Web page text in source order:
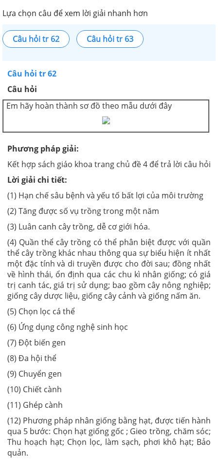
Lựa chọn câu để xem lời giải nhanh hơn
Câu hỏi tr 62 Câu hỏi tr 63
Câu hỏi tr 62
Câu hỏi
Em hãy hoàn thành sơ đồ theo mẫu dưới đây
Phương pháp giải:
Kết hợp sách giáo khoa trang chủ đề 4 để trả lời câu hỏi
Lời giải chi tiết:
(1) Hạn chế sâu bệnh và yếu tố bất lợi của môi trường
(2) Tăng được số vụ trồng trong một năm
(3) Luân canh cây trồng, dễ cơ giới hóa.
(4) Quần thể cây trồng có thể phân biệt được với quần
thể cây trồng khác nhau thông qua sự biểu hiện ít nhất
một đặc tính và di truyền được cho đời sau; đồng nhất
về hình thái, ổn định qua các chu kì nhân giống; có giá
trị canh tác, giá trị sử dụng; bao gồm cây nông nghiệp;
giống cây dược liệu, giống cây cảnh và giống nấm ăn.
(5) Chọn lọc cá thể
(6) Ứng dụng công nghệ sinh học
(7) Đột biến gen
(8) Đa hội thể
(9) Chuyển gen
(10) Chiết cành
(11) Ghép cành
(12) Phương pháp nhân giống bằng hạt, được tiến hành
qua 5 bước: Chọn hạt giống gốc ; Gieo trồng, chăm sóc;
Thu hoạch hạt; Chọn lọc, làm sạch, phơi khô hạt; Bảo
quản.